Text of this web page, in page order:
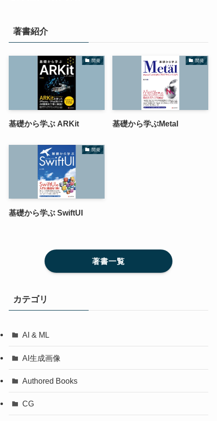
著書紹介
開発
基礎から学ぶ ARKit
開発
基礎から学ぶMetal
開発
基礎から学ぶ SwiftUI
著書一覧
カテゴリ
AI & ML
AI生成画像
Authored Books
CG